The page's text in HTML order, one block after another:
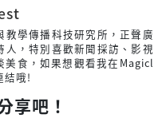
學傳播科技研究所，正聲廣
，特別喜歡新聞採訪、影視
美食，如果想觀看我在Magicl
結哦!
享吧！